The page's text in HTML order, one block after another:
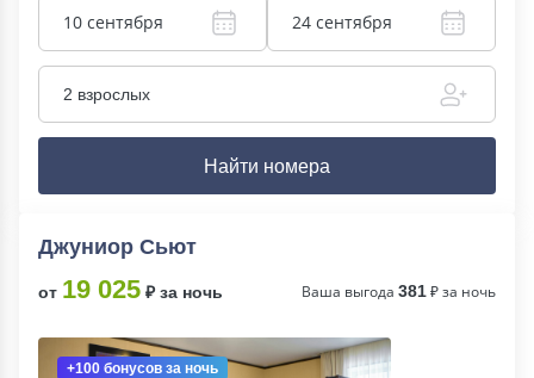
10 сентября 24 сентября
2 взрослых
Найти номера
Джуниор Сьют
от 19 025 ₽ за ночь Ваша выгода 381₽ за ночь
+100 бонусов за ночь